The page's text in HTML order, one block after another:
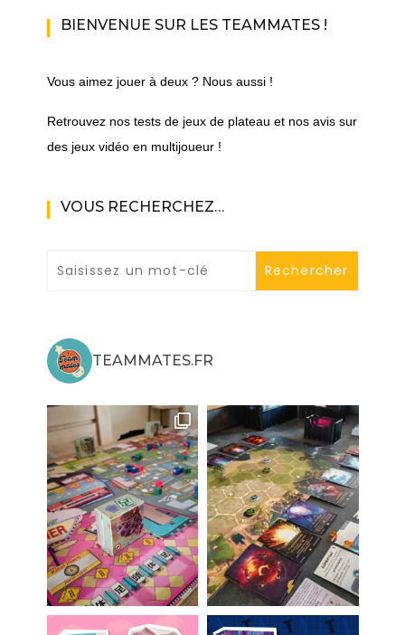
BIENVENUE SUR LES TEAMMATES !
Vous aimez jouer à deux ? Nous aussi !
Retrouvez nos tests de jeux de plateau et nos avis sur
des jeux vidéo en multijoueur !
VOUS RECHERCHEZ…
TEAMMATES.FR